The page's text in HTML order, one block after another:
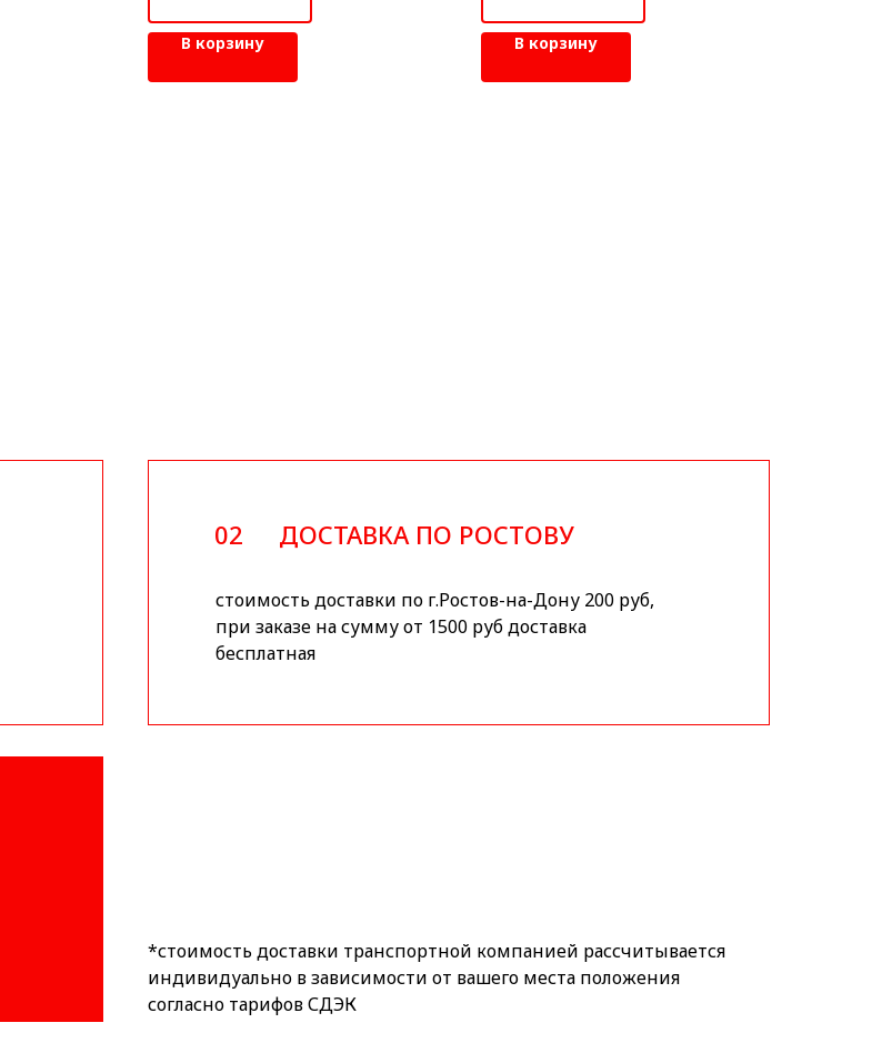
В корзину В корзину
ДОСТАВКА ПО РОСТОВУ
02
стоимость доставки по г.Ростов-на-Дону 200 руб,
при заказе на сумму от 1500 руб доставка
бесплатная
*стоимость доставки транспортной компанией рассчитывается
индивидуально в зависимости от вашего места положения
согласно тарифов СДЭК